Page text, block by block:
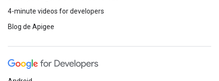
4-minute videos for developers
Blog de Apigee